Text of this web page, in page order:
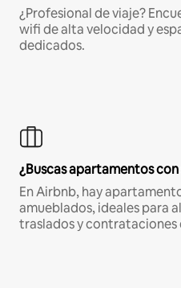
¿Profesional de viaje?
wifi de alta velocidad y
dedicados.
¿Buscas apartamentos
En Airbnb, hay
amueblados, ideales para
traslados y contrataciones